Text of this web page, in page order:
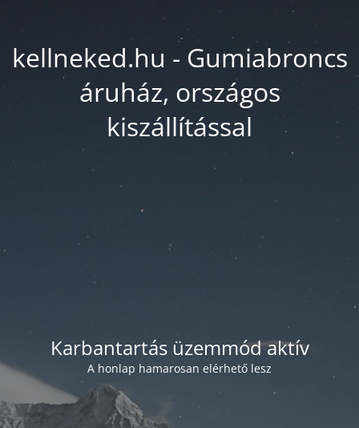
kellneked.hu - Gumiabroncs
áruház, országos
kiszállítással
Karbantartás üzemmód aktív
A honlap hamarosan elérhető lesz